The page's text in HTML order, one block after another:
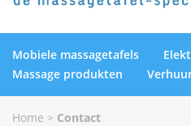
Mobiele massagetafels
Massage produkten
Home > Contact